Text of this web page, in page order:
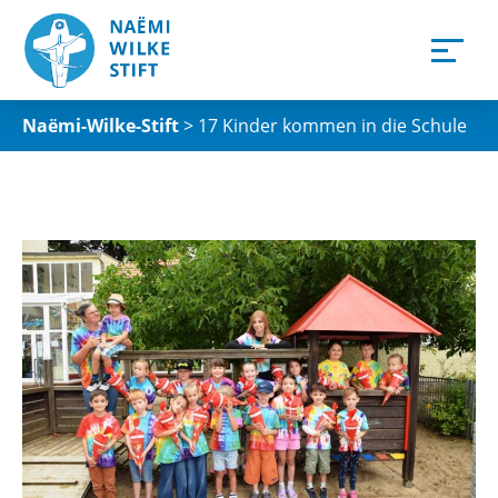
Naëmi-Wilke-Stift> 17 Kinder kommen in die Schule